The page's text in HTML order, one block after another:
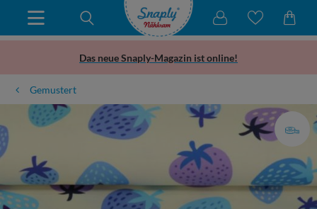
Das neue Snaply-Magazin ist online!
Gemustert